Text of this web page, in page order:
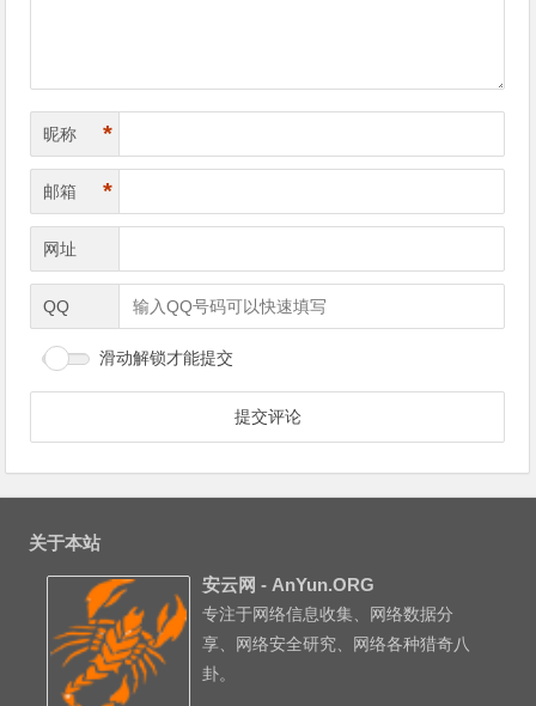
昵称 *
邮箱 *
网址
QQ
滑动解锁才能提交
关于本站
安云网 - AnYun.ORG
专注于网络信息收集、网络数据分
享、网络安全研究、网络各种猎奇八
卦。